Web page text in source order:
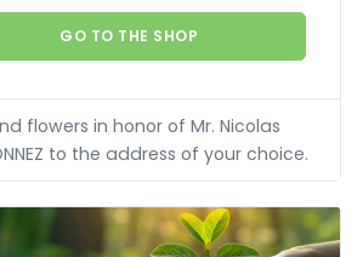
GO TO THE SHOP
flowers in honor of Mr. Nicolas
to the address of your choice.